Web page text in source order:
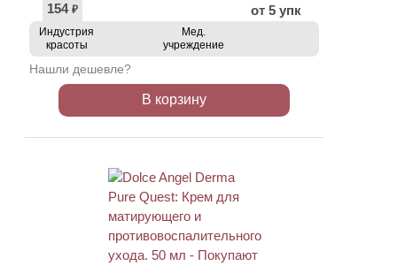
154 ₽ от 5 упк
Индустрия
красоты
Мед.
учреждение
Нашли дешевле?
В корзину